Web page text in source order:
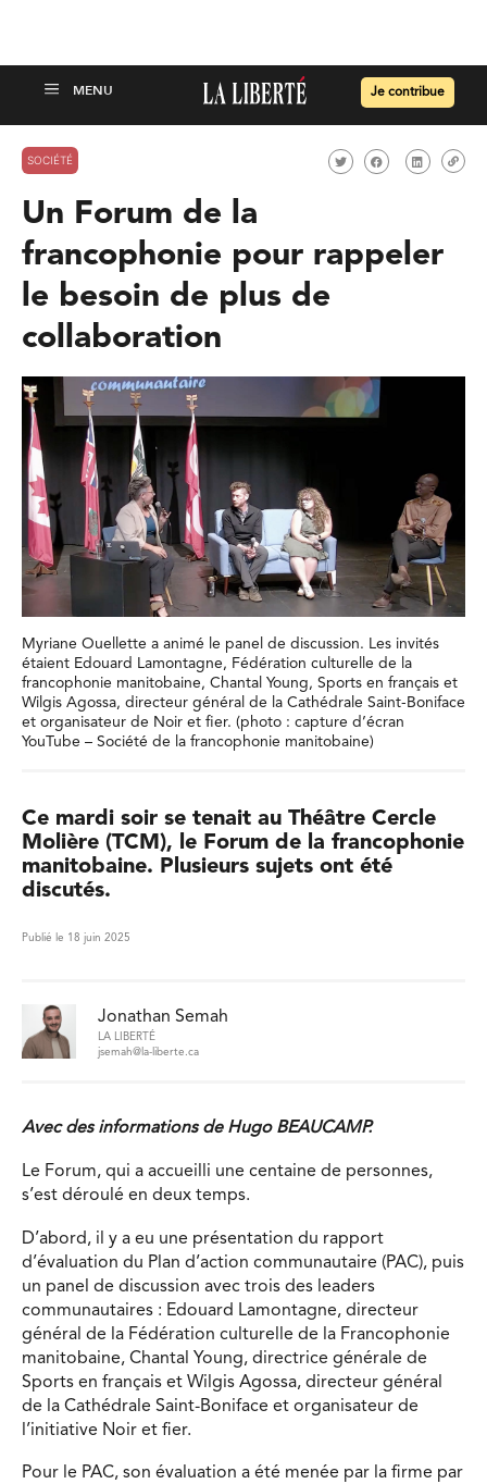
Je contribue
SOCIÉTÉ
Un Forum de la
francophonie pour rappeler
le besoin de plus de
collaboration
Myriane Ouellette a animé le panel de discussion. Les invités
étaient Edouard Lamontagne, Fédération culturelle de la
francophonie manitobaine, Chantal Young, Sports en français et
Wilgis Agossa, directeur général de la Cathédrale Saint-Boniface
et organisateur de Noir et fier. (photo : capture d’écran
YouTube – Société de la francophonie manitobaine)
Ce mardi soir se tenait au Théâtre Cercle
Molière (TCM), le Forum de la francophonie
manitobaine. Plusieurs sujets ont été
discutés.
Publié le 18 juin 2025
Jonathan Semah
LA LIBERTÉ
jsemah@la-liberte.ca
Avec des informations de Hugo BEAUCAMP.
Le Forum, qui a accueilli une centaine de personnes,
s’est déroulé en deux temps.
D’abord, il y a eu une présentation du rapport
d’évaluation du Plan d’action communautaire (PAC), puis
un panel de discussion avec trois des leaders
communautaires : Edouard Lamontagne, directeur
général de la Fédération culturelle de la Francophonie
manitobaine, Chantal Young, directrice générale de
Sports en français et Wilgis Agossa, directeur général
de la Cathédrale Saint-Boniface et organisateur de
l’initiative Noir et fier.
Pour le PAC, son évaluation a été menée par la firme par